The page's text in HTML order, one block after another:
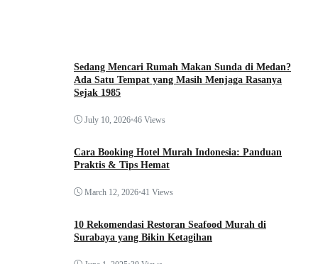
Sedang Mencari Rumah Makan Sunda di Medan?
Ada Satu Tempat yang Masih Menjaga Rasanya
Sejak 1985
July 10, 2026•46 Views
Cara Booking Hotel Murah Indonesia: Panduan
Praktis & Tips Hemat
March 12, 2026•41 Views
10 Rekomendasi Restoran Seafood Murah di
Surabaya yang Bikin Ketagihan